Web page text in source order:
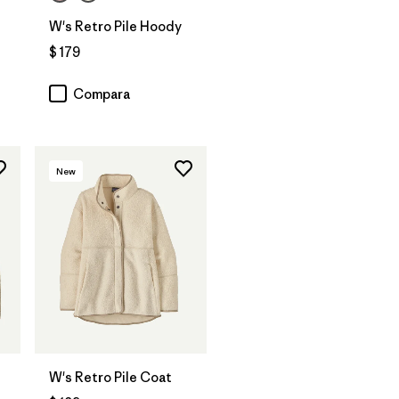
W's Retro Pile Hoody
$ 179
Compara
New
W's Retro Pile Coat